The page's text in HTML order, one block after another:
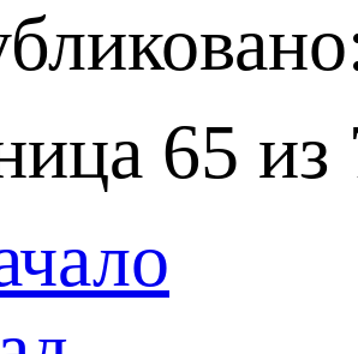
65 из